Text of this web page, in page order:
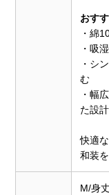
おす
・綿
・吸
・シ
む
・幅
た設計
快適
和装
M/身